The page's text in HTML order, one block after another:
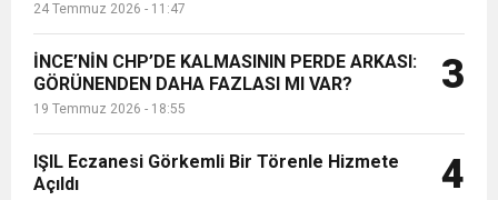
24 Temmuz 2026 - 11:47
İNCE’NİN CHP’DE KALMASININ PERDE ARKASI:
GÖRÜNENDEN DAHA FAZLASI MI VAR?
19 Temmuz 2026 - 18:55
3
IŞIL Eczanesi Görkemli Bir Törenle Hizmete
Açıldı
4